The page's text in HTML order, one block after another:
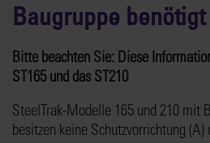
Baugruppe
Bitte beachten Sie: Diese
ST165 und das ST210
SteelTrak-Modelle 165 und 210 mit
besitzen keine Schutzvorrichtung